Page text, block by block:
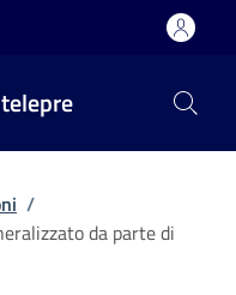
/
da parte di